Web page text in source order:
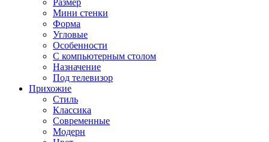
Размер
Мини стенки
Форма
Угловые
Особенности
С компьютерным столом
Назначение
Под телевизор
Прихожие
Стиль
Классика
Современные
Модерн